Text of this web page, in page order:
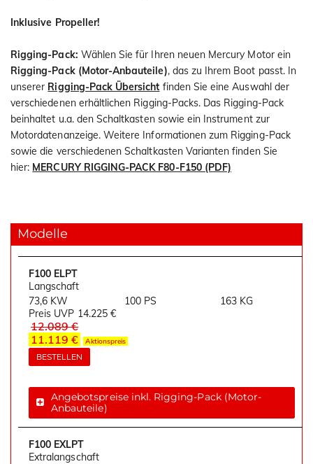
Inklusive Propeller!
Rigging-Pack: Wählen Sie für Ihren neuen Mercury Motor ein
Rigging-Pack (Motor-Anbauteile), das zu Ihrem Boot passt. In
unserer Rigging-Pack Übersicht finden Sie eine Auswahl der
verschiedenen erhältlichen Rigging-Packs. Das Rigging-Pack
beinhaltet u.a. den Schaltkasten sowie ein Instrument zur
Motordatenanzeige. Weitere Informationen zum Rigging-Pack
sowie die verschiedenen Schaltkasten Varianten finden Sie
hier: MERCURY RIGGING-PACK F80-F150 (PDF)
Modelle
F100 ELPT
Langschaft
73,6 KW
100 PS
163 KG
Preis UVP 14.225 €
12.089 €
11.119 €
Aktionspreis
BESTELLEN
Angebotspreise inkl. Rigging-Pack (Motor-
Anbauteile)
F100 EXLPT
Extralangschaft